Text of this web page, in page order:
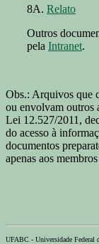
8A. Relato
Outros
pela Intranet.
Obs.: Arquivos que
ou envolvam outros
Lei 12.527/2011,
do acesso à
documentos
apenas aos
UFABC - Universidade Federal